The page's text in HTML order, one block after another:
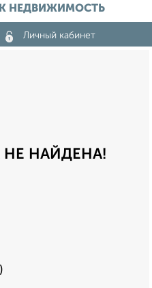
НЕДВИЖИМОСТЬ
Личный кабинет
НАЙДЕНА!